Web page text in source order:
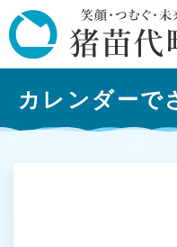
ー
ジ
の
メニュー
カレンダーで